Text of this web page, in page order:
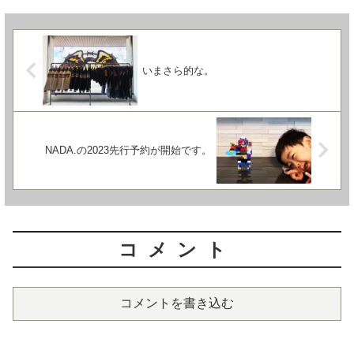
いまさら的な。
NADA.の2023先行予約が開始です。
コメント
コメントを書き込む